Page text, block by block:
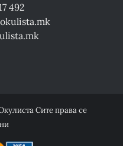
492
Сите права се